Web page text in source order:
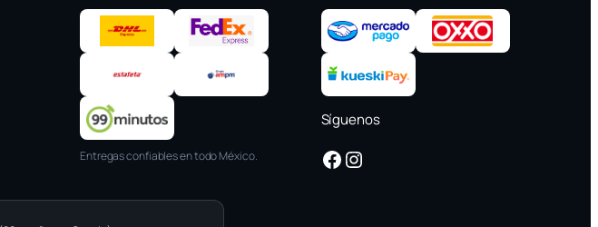
Entregas confiables en todo México.
Síguenos
Facebook Instagram